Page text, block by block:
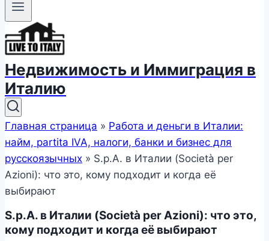
Недвижимость и Иммиграция в
Италию
Главная страница » Работа и деньги в Италии:
найм, partita IVA, налоги, банки и бизнес для
русскоязычных » S.p.A. в Италии (Società per
Azioni): что это, кому подходит и когда её
выбирают
S.p.A. в Италии (Società per Azioni): что это,
кому подходит и когда её выбирают